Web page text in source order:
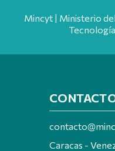
Mincyt | Ministerio
Caracas -